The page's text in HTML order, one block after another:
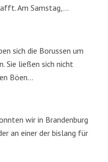
Am Samstag,…
sich die Borussen um
Sie ließen sich nicht
Böen…
wir in Brandenburg
an einer der bislang für